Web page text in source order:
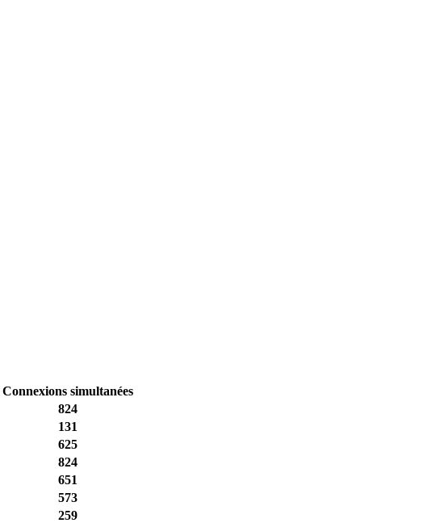
Connexions simultanées
824
131
625
824
651
573
259